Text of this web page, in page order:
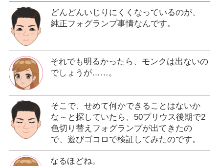
どんどんいじりにくくなっているのが、
純正フォグランプ事情なんです。
それでも明るかったら、モンクは出ないの
でしょうが……。
そこで、せめて何かできることはないか
な～と探していたら、50プリウス後期で2
色切り替えフォグランプが出てきたの
で、遊びゴコロで検証してみたのです。
なるほどね。